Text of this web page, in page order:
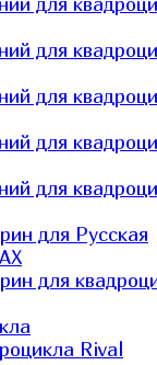
для
для
для
для
для Русская
для
Rival